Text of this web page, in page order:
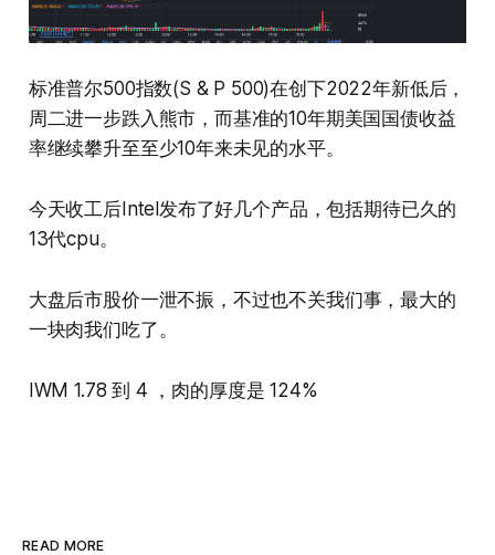
标准普尔500指数(S & P 500)在创下2022年新低后，
周二进一步跌入熊市，而基准的10年期美国国债收益
率继续攀升至至少10年来未见的水平。
今天收工后Intel发布了好几个产品，包括期待已久的
13代cpu。
大盘后市股价一泄不振，不过也不关我们事，最大的
一块肉我们吃了。
IWM 1.78 到 4 ，肉的厚度是 124%
READ MORE